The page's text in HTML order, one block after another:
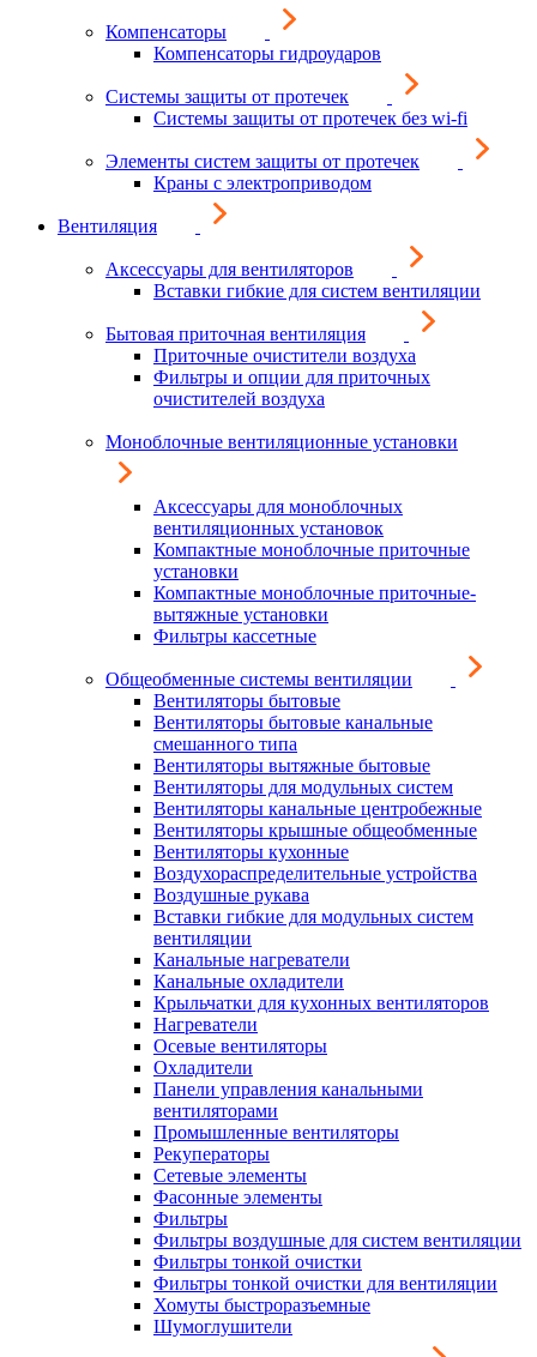
Компенсаторы
Компенсаторы гидроударов
Системы защиты от протечек
Системы защиты от протечек без wi-fi
Элементы систем защиты от протечек
Краны с электроприводом
Вентиляция
Аксессуары для вентиляторов
Вставки гибкие для систем вентиляции
Бытовая приточная вентиляция
Приточные очистители воздуха
Фильтры и опции для приточных
очистителей воздуха
Моноблочные вентиляционные установки
Аксессуары для моноблочных
вентиляционных установок
Компактные моноблочные приточные
установки
Компактные моноблочные приточные-
вытяжные установки
Фильтры кассетные
Общеобменные системы вентиляции
Вентиляторы бытовые
Вентиляторы бытовые канальные
смешанного типа
Вентиляторы вытяжные бытовые
Вентиляторы для модульных систем
Вентиляторы канальные центробежные
Вентиляторы крышные общеобменные
Вентиляторы кухонные
Воздухораспределительные устройства
Воздушные рукава
Вставки гибкие для модульных систем
вентиляции
Канальные нагреватели
Канальные охладители
Крыльчатки для кухонных вентиляторов
Нагреватели
Осевые вентиляторы
Охладители
Панели управления канальными
вентиляторами
Промышленные вентиляторы
Рекуператоры
Сетевые элементы
Фасонные элементы
Фильтры
Фильтры воздушные для систем вентиляции
Фильтры тонкой очистки
Фильтры тонкой очистки для вентиляции
Хомуты быстроразъемные
Шумоглушители